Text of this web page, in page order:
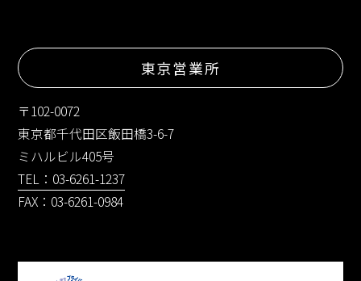
東京営業所
〒102-0072
東京都千代田区飯田橋3-6-7
ミハルビル405号
TEL：03-6261-1237
FAX：03-6261-0984